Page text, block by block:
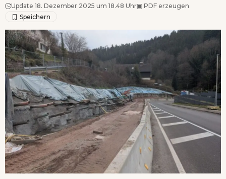
Update 18. Dezember 2025 um 18.48 Uhr▣ PDF erzeugen